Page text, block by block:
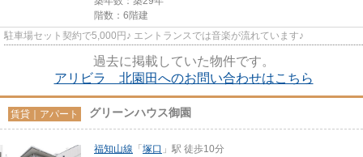
階数：6階建
駐車場セット契約で5,000円♪ エントランスでは音楽が流れています♪
過去に掲載していた物件です。
アリビラ 北園田へのお問い合わせはこちら
賃貸｜アパート グリーンハウス御園
福知山線 「 塚口 」駅 徒歩10分